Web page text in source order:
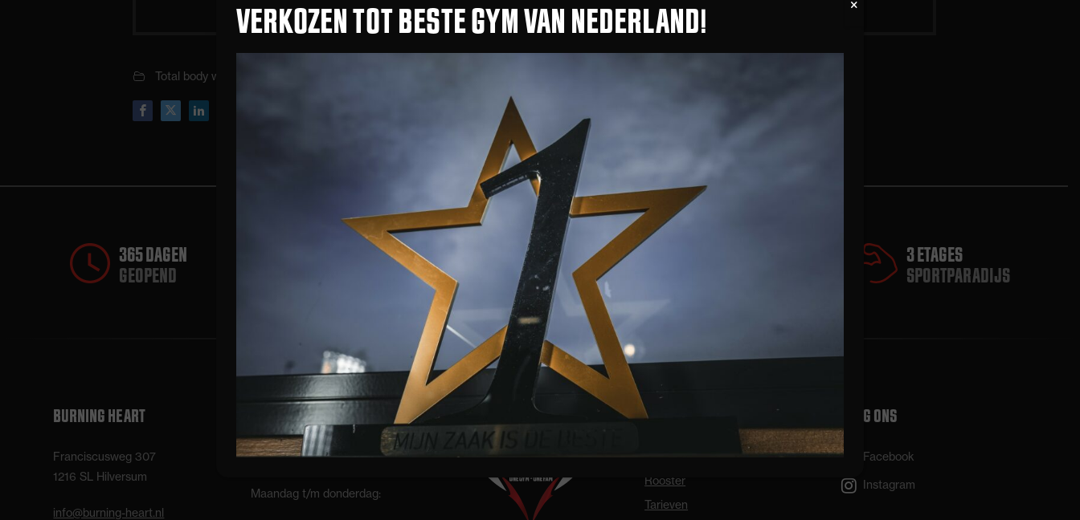
Total body workout
365 DAGEN
GEOPEND
2600 M²
TRAININGSRUIMTE
3 ETAGES
SPORTPARADIJS
BURNING HEART
Franciscusweg 307
1216 SL Hilversum
info@burning-heart.nl
OPENINGSTIJDEN
Bar/balie:
Maandag t/m donderdag:
DIRECT NAAR
Rooster
Tarieven
VOLG ONS
Facebook
Instagram
VERKOZEN TOT BESTE GYM VAN NEDERLAND!